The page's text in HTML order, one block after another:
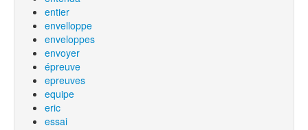
entier
envelloppe
enveloppes
envoyer
épreuve
epreuves
equipe
eric
essai